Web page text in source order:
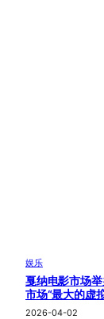
娱乐
戛纳电影市场
市场“最大的虚
2026-04-02